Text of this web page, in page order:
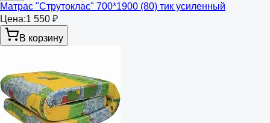
Матрас "Струтоклас" 700*1900 (80) тик усиленный
Цена:1 550 ₽
В корзину